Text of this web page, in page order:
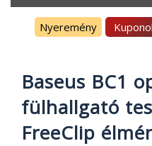
Nyeremény
Baseus BC1
fülhallgató
FreeClip